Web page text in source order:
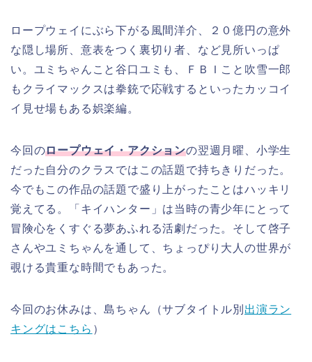
ロープウェイにぶら下がる風間洋介、２０億円の意外
な隠し場所、意表をつく裏切り者、など見所いっぱ
い。ユミちゃんこと谷口ユミも、ＦＢＩこと吹雪一郎
もクライマックスは拳銃で応戦するといったカッコイ
イ見せ場もある娯楽編。
今回のロープウェイ・アクションの翌週月曜、小学生
だった自分のクラスではこの話題で持ちきりだった。
今でもこの作品の話題で盛り上がったことはハッキリ
覚えてる。「キイハンター」は当時の青少年にとって
冒険心をくすぐる夢あふれる活劇だった。そして啓子
さんやユミちゃんを通して、ちょっぴり大人の世界が
覗ける貴重な時間でもあった。
今回のお休みは、島ちゃん（サブタイトル別 出演ラン
キングはこちら ）